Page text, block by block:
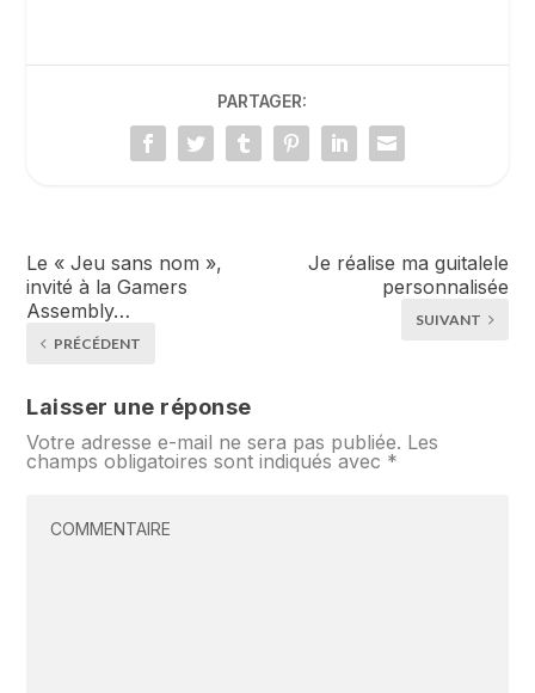
PARTAGER:
Le « Jeu sans nom »,
invité à la Gamers
Assembly…
PRÉCÉDENT
Je réalise ma guitalele
personnalisée
SUIVANT
Laisser une réponse
Votre adresse e-mail ne sera pas publiée. Les
champs obligatoires sont indiqués avec *